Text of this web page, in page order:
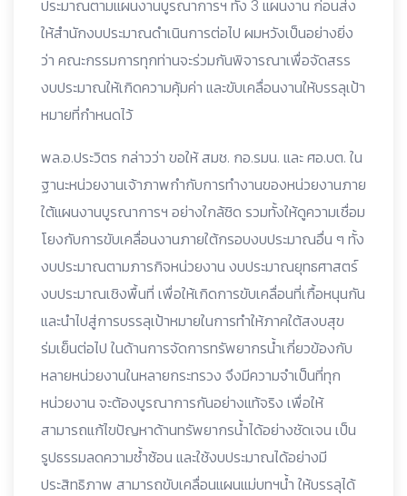
ประมาณตามแผนงานบูรณาการฯ ทั้ง 3 แผนงาน ก่อนส่ง
ให้สำนักงบประมาณดำเนินการต่อไป ผมหวังเป็นอย่างยิ่ง
ว่า คณะกรรมการทุกท่านจะร่วมกันพิจารณาเพื่อจัดสรร
งบประมาณให้เกิดความคุ้มค่า และขับเคลื่อนงานให้บรรลุเป้า
หมายที่กำหนดไว้
พล.อ.ประวิตร กล่าวว่า ขอให้ สมช. กอ.รมน. และ ศอ.บต. ใน
ฐานะหน่วยงานเจ้าภาพกำกับการทำงานของหน่วยงานภาย
ใต้แผนงานบูรณาการฯ อย่างใกล้ชิด รวมทั้งให้ดูความเชื่อม
โยงกับการขับเคลื่อนงานภายใต้กรอบงบประมาณอื่น ๆ ทั้ง
งบประมาณตามภารกิจหน่วยงาน งบประมาณยุทธศาสตร์
งบประมาณเชิงพื้นที่ เพื่อให้เกิดการขับเคลื่อนที่เกื้อหนุนกัน
และนำไปสู่การบรรลุเป้าหมายในการทำให้ภาคใต้สงบสุข
ร่มเย็นต่อไป ในด้านการจัดการทรัพยากรน้ำเกี่ยวข้องกับ
หลายหน่วยงานในหลายกระทรวง จึงมีความจำเป็นที่ทุก
หน่วยงาน จะต้องบูรณาการกันอย่างแท้จริง เพื่อให้
สามารถแก้ไขปัญหาด้านทรัพยากรน้ำได้อย่างชัดเจน เป็น
รูปธรรมลดความซ้ำซ้อน และใช้งบประมาณได้อย่างมี
ประสิทธิภาพ สามารถขับเคลื่อนแผนแม่บทฯน้ำ ให้บรรลุได้